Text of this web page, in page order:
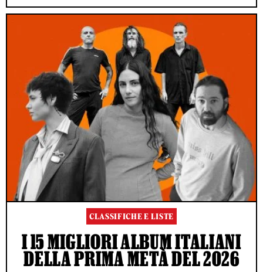
CLASSIFICHE E LISTE
I 15 MIGLIORI ALBUM ITALIANI
DELLA PRIMA METÀ DEL 2026